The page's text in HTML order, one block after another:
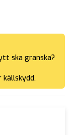
ska granska?